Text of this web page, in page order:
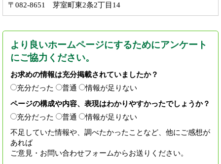
〒082-8651 芽室町東2条2丁目14
より良いホームページにするためにアンケート
にご協力ください。
お求めの情報は充分掲載されていましたか？
充分だった
普通
情報が足りない
ページの構成や内容、表現はわかりやすかったでしょうか？
充分だった
普通
情報が足りない
不足していた情報や、調べたかったことなど、他にご感想が
あれば
ご意見・お問い合わせフォームからお送りください。